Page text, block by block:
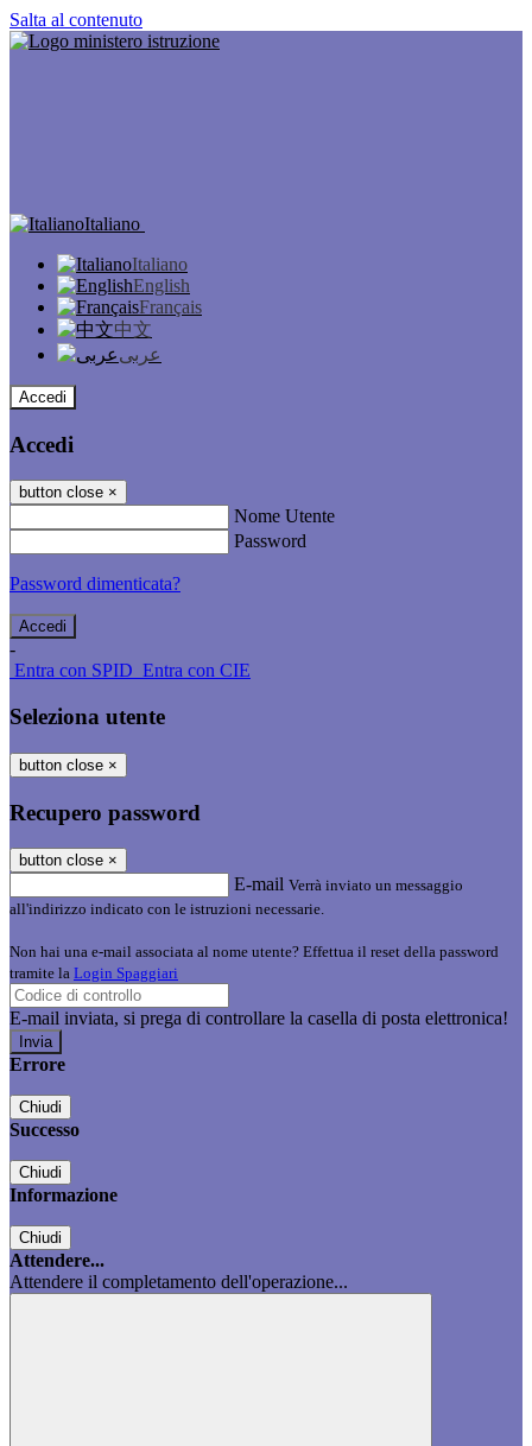
Salta al contenuto
Italiano
Italiano
English
Français
中文
عربى
Accedi
Accedi
button close ×
Nome Utente
Password
Password dimenticata?
-
Entra con SPID Entra con CIE
Seleziona utente
button close ×
Recupero password
button close ×
E-mail Verrà inviato un messaggio
all'indirizzo indicato con le istruzioni necessarie.
Non hai una e-mail associata al nome utente? Effettua il reset della password
tramite la Login Spaggiari
E-mail inviata, si prega di controllare la casella di posta elettronica!
Errore
Chiudi
Successo
Chiudi
Informazione
Chiudi
Attendere...
Attendere il completamento dell'operazione...